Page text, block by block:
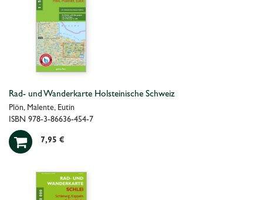
Rad- und Wanderkarte Holsteinische Schweiz
Plön, Malente, Eutin
ISBN 978-3-86636-454-7
 7,95 €